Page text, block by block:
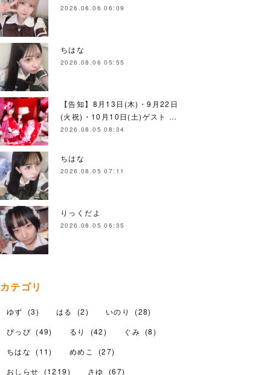
2026.08.06 06:09
ちはな
2026.08.06 05:55
【告知】8月13日(木)・9月22日
(火祝)・10月10日(土)ゲスト …
2026.08.05 08:34
ちはな
2026.08.05 07:11
りっくだよ
2026.08.05 06:35
カテゴリ
ゆず (3) はる (2) いのり (28)
ぴっぴ (49) るり (42) ぐみ (8)
ちはな
(11) めめこ (27)
おしらせ
(1219) さゆ (67)